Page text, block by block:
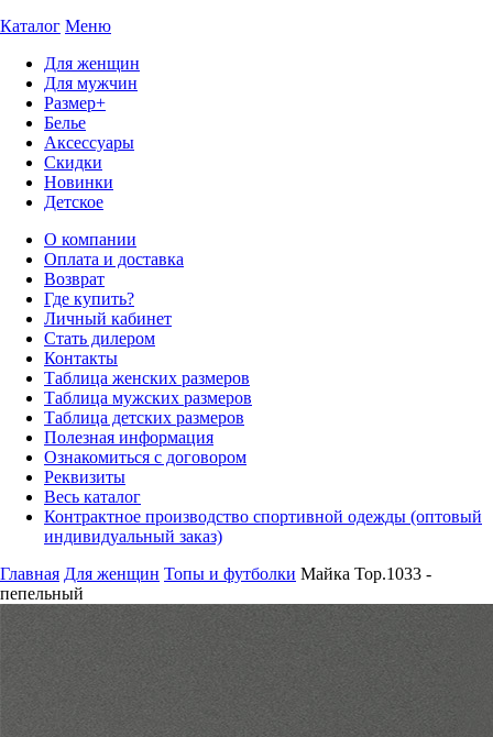
Каталог Меню
Для женщин
Для мужчин
Размер+
Белье
Аксессуары
Скидки
Новинки
Детское
О компании
Оплата и доставка
Возврат
Где купить?
Личный кабинет
Стать дилером
Контакты
Таблица женских размеров
Таблица мужских размеров
Таблица детских размеров
Полезная информация
Ознакомиться с договором
Реквизиты
Весь каталог
Контрактное производство спортивной одежды (оптовый
индивидуальный заказ)
Главная Для женщин Топы и футболки Майка Top.1033 -
пепельный